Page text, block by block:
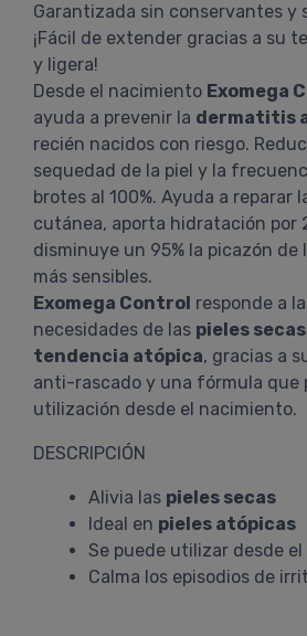
Garantizada sin conservantes y
¡Fácil de extender gracias a su
y ligera!
Desde el nacimiento Exomega
ayuda a prevenir la dermatitis
recién nacidos con riesgo.
sequedad de la piel y la
brotes al 100%. Ayuda a reparar
cutánea, aporta hidratación por
disminuye un 95% la picazón de
más sensibles.
Exomega Control responde a
necesidades de las pieles
tendencia atópica, gracias a
anti-rascado y una fórmula que
utilización desde el nacimiento.
DESCRIPCIÓN
Alivia las pieles secas
Ideal en pieles atópicas
Se puede utilizar desde
Calma los episodios de